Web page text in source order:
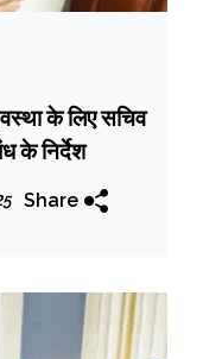
के लिए सचिव
के निर्देश
Share